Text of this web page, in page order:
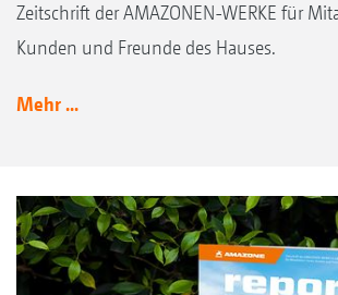
Zeitschrift der AMAZONEN-WERKE für
Kunden und Freunde des Hauses.
Mehr ...